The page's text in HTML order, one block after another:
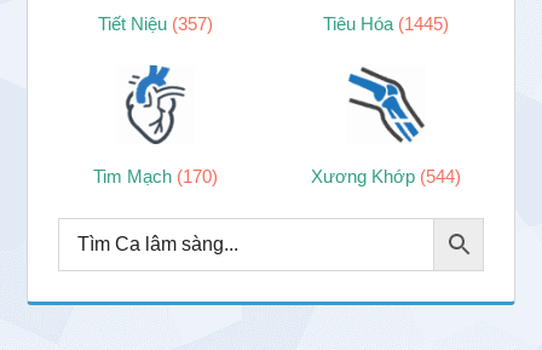
Tiết Niệu (357) Tiêu Hóa (1445)
Tim Mạch (170) Xương Khớp (544)